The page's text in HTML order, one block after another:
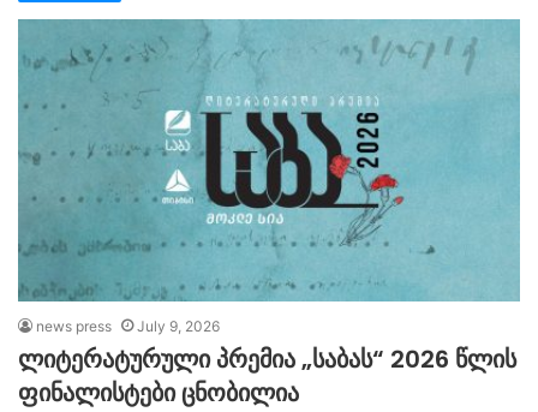
news press July 9, 2026
ლიტერატურული პრემია „საბას“ 2026 წლის
ფინალისტები ცნობილია